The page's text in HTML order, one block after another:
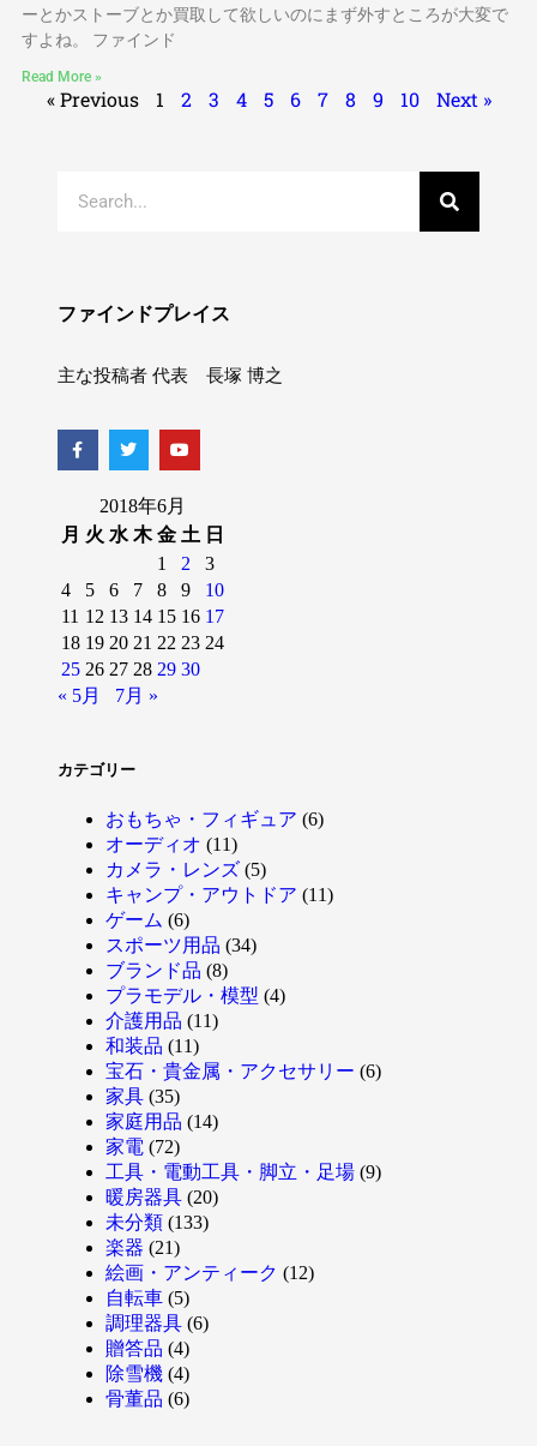
ーとかストーブとか買取して欲しいのにまず外すところが大変で
すよね。 ファインド
Read More »
« Previous 1 2 3 4 5 6 7 8 9 10 Next »
ファインドプレイス
主な投稿者 代表 長塚 博之
2018年6月
月 火 水 木 金 土 日
1
2
3
4
5 6 7 8 9
10
11 12 13 14 15 16 17
18 19 20 21 22 23 24
25 26 27 28 29 30
« 5月
7月 »
カテゴリー
おもちゃ・フィギュア (6)
オーディオ (11)
カメラ・レンズ (5)
キャンプ・アウトドア (11)
ゲーム (6)
スポーツ用品 (34)
ブランド品 (8)
プラモデル・模型 (4)
介護用品 (11)
和装品 (11)
宝石・貴金属・アクセサリー (6)
家具 (35)
家庭用品 (14)
家電 (72)
工具・電動工具・脚立・足場 (9)
暖房器具 (20)
未分類 (133)
楽器 (21)
絵画・アンティーク (12)
自転車 (5)
調理器具 (6)
贈答品 (4)
除雪機 (4)
骨董品 (6)